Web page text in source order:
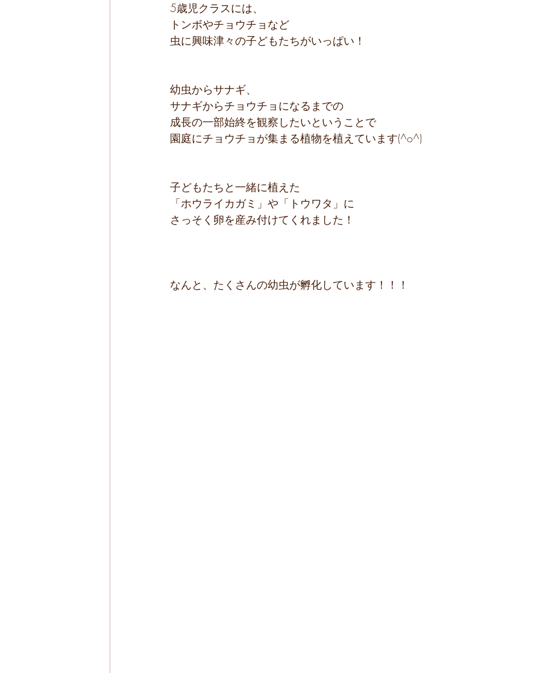
5歳児クラスには、
トンボやチョウチョなど
虫に興味津々の子どもたちがいっぱい！
幼虫からサナギ、
サナギからチョウチョになるまでの
成長の一部始終を観察したいということで
園庭にチョウチョが集まる植物を植えています(^o^)
子どもたちと一緒に植えた
「ホウライカガミ」や「トウワタ」に
さっそく卵を産み付けてくれました！
なんと、たくさんの幼虫が孵化しています！！！